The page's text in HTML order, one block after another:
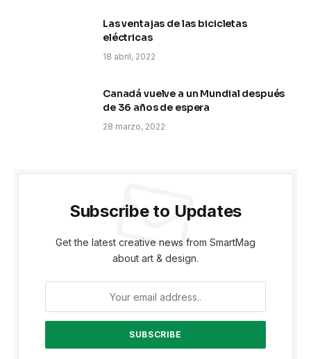
Las ventajas de las bicicletas
eléctricas
18 abril, 2022
Canadá vuelve a un Mundial después
de 36 años de espera
28 marzo, 2022
Subscribe to Updates
Get the latest creative news from SmartMag
about art & design.